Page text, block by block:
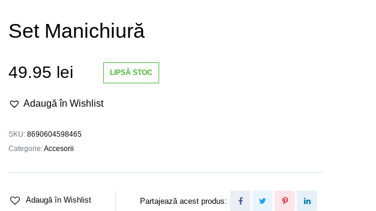
Set Manichiură
49.95 lei LIPSĂ STOC
Adaugă în Wishlist
SKU: 8690604598465
Categorie:Accesorii
Adaugă în Wishlist Partajează acest produs: